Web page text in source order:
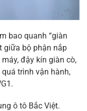
bao quanh “giàn
giữa bộ phận nắp
đậy kín giàn cò,
trình vận hành,
ô tô Bắc Việt.